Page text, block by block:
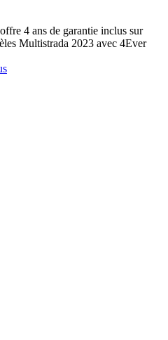
4 ans de garantie inclus sur
Multistrada 2023 avec 4Ever